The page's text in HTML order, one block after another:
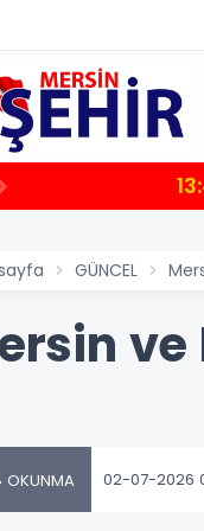
GÜNCEL
OKUNMA 02-07-2026